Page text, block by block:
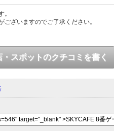
。
ざいますのでご了承ください。
・スポットのクチコミを書く